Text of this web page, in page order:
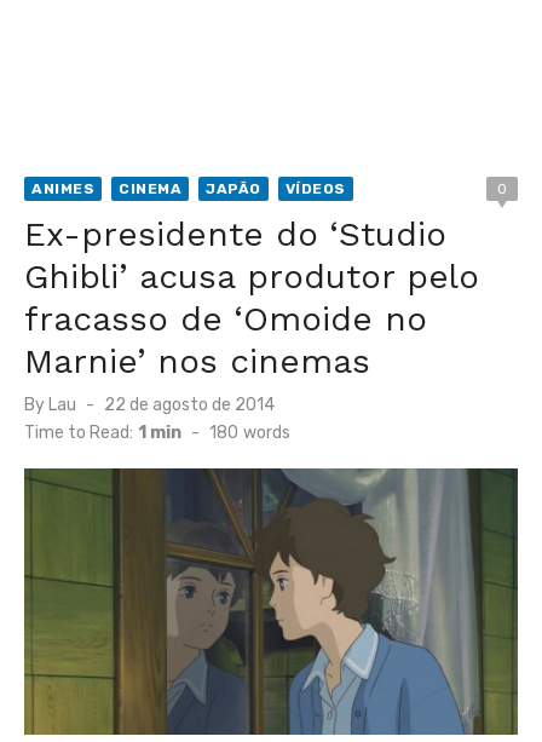
ANIMES CINEMA JAPÃO VÍDEOS 0
Ex-presidente do ‘Studio
Ghibli’ acusa produtor pelo
fracasso de ‘Omoide no
Marnie’ nos cinemas
By Lau
Posted
on
22 de agosto de 2014
Time to Read: 1 min - 180 words